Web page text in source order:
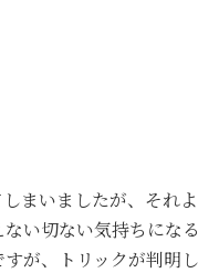
まいましたが、それよ
い切ない気持ちになる
が、トリックが判明し